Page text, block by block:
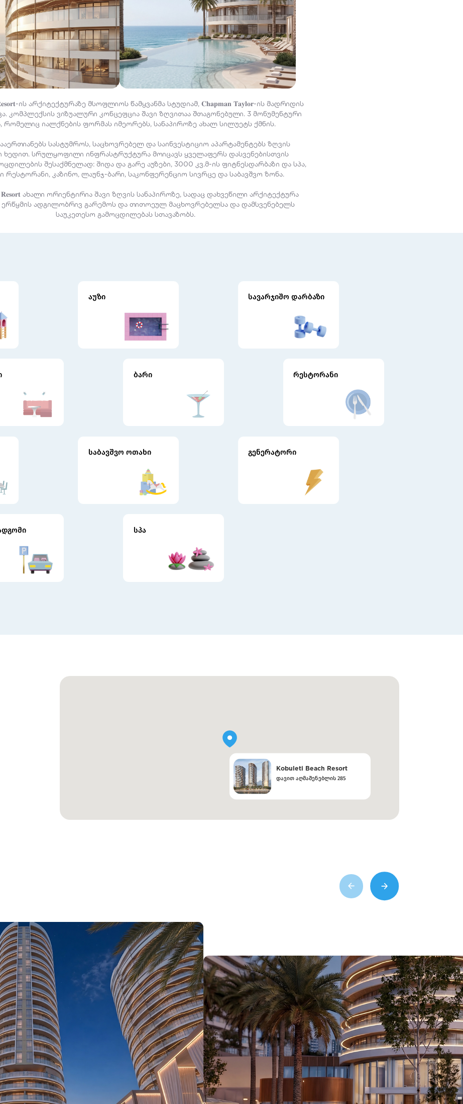
𝐑𝐞𝐬𝐨𝐫𝐭-ის არქიტექტურაზე მსოფლიოს წამყვანმა სტუდიამ, 𝐂𝐡𝐚𝐩𝐦𝐚𝐧 𝐓𝐚𝐲𝐥𝐨𝐫-ის მადრიდის
კომპლექსის ვიზუალური კონცეფცია შავი ზღვითაა შთაგონებული. 3 მონუმენტური
რომელიც იალქნების ფორმას იმეორებს, სანაპიროზე ახალ სილუეტს ქმნის.
სასტუმროს, საცხოვრებელ და საინვესტიციო აპარტამენტებს ზღვის
ხედით. სრულყოფილი ინფრასტრუქტურა მოიცავს ყველაფერს დასვენებისთვის
შესაქმნელად: შიდა და გარე აუზები, 3000 კვ.მ-ის ფიტნესდარბაზი და სპა,
რესტორანი, კაზინო, ლაუნჯ-ბარი, საკონფერენციო სივრცე და საბავშვო ზონა.
𝐑𝐞𝐬𝐨𝐫𝐭 ახალი ორიენტირია შავი ზღვის სანაპიროზე, სადაც დახვეწილი არქიტექტურა
ერწყმის ადგილობრივ გარემოს და თითოეულ მაცხოვრებელსა და დამსვენებელს
საუკეთესო გამოცდილებას სთავაზობს.
აუზი სავარჯიშო დარბაზი
ბარი რესტორანი
საბავშვო ოთახი გენერატორი
სპა
Kobuleti Beach Resort
დავით აღმაშენებლის 285